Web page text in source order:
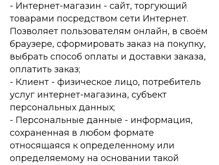
-­ Интернет-магазин - сайт, торгующий
товарами посредством сети Интернет.
Позволяет пользователям онлайн, в своём
браузере, сформировать заказ на покупку,
выбрать способ оплаты и доставки заказа,
оплатить заказ;
-­ Клиент -­ физическое лицо, потребитель
услуг интернет-магазина, субъект
персональных данных;
-­ Персональные данные - информация,
сохраненная в любом формате
относящаяся к определенному или
определяемому на основании такой